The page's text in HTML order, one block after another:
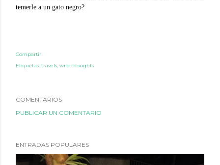
temerle a un gato negro?
Compartir
Etiquetas: travels wild thoughts
COMENTARIOS
PUBLICAR UN COMENTARIO
ENTRADAS POPULARES